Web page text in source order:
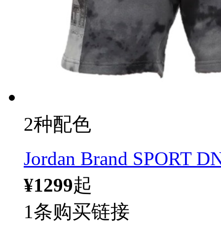
2种配色
Jordan Brand SPORT
¥1299起
1条购买链接